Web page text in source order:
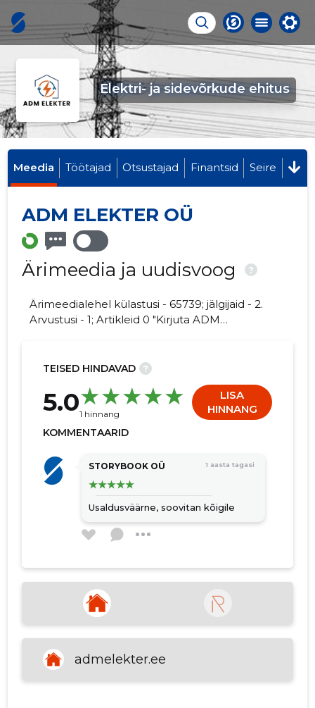
Elektri- ja sidevõrkude ehitus
Meedia Töötajad Otsustajad Finantsid Seire
ADM ELEKTER OÜ
Ärimeedia ja uudisvoog ?
Ärimeedialehel külastusi - 65739; jälgijaid - 2.
Arvustusi - 1; Artikleid 0 "Kirjuta ADM
TEISED HINDAVAD ?
5.01 hinnang
LISA
HINNANG
KOMMENTAARID
STORYBOOK OÜ 1 aasta tagasi
Usaldusväärne, soovitan kõigile
admelekter.ee